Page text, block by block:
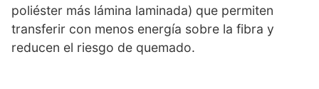
poliéster más lámina laminada) que permiten
transferir con menos energía sobre la fibra y
reducen el riesgo de quemado.